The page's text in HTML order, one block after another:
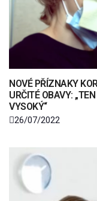
NOVÉ PŘÍZNAKY
URČITÉ OBAVY:
VYSOKÝ“
26/07/2022